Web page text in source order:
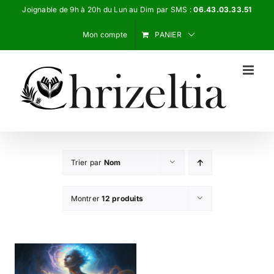
PasserJoignable de 9h à 20h du Lun au Dim par SMS :06.43.03.33.51
Mon compte PANIER
Trier par Nom
Montrer12 produits